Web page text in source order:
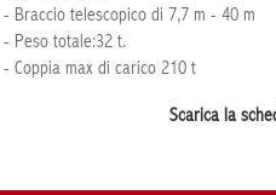
- Braccio telescopico di 7,7 m - 40 m
- Peso totale:32 t.
- Coppia max di carico 210 t
Scarica la